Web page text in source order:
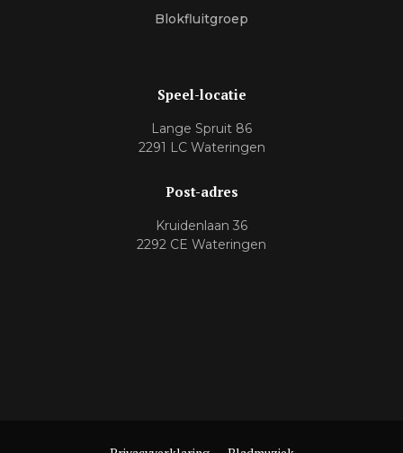
Blokfluitgroep
Speel-locatie
Lange Spruit 86
2291 LC Wateringen
Post-adres
Kruidenlaan 36
2292 CE Wateringen